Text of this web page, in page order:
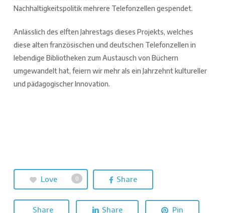
Nachhaltigkeitspolitik mehrere Telefonzellen gespendet.
Anlässlich des elften Jahrestags dieses Projekts, welches
diese alten französischen und deutschen Telefonzellen in
lebendige Bibliotheken zum Austausch von Büchern
umgewandelt hat, feiern wir mehr als ein Jahrzehnt kultureller
und pädagogischer Innovation.
Love 0 Share
Share Share Pin